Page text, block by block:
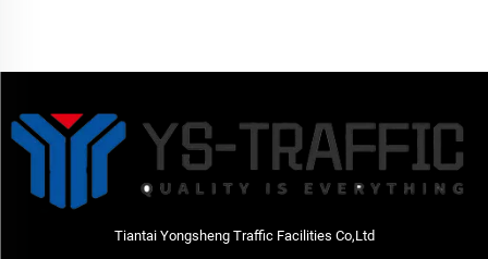
Tiantai Yongsheng Traffic Facilities Co,Ltd